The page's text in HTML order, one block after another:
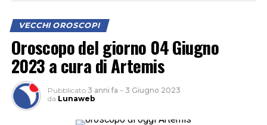
VECCHI OROSCOPI
Oroscopo del giorno 04 Giugno
2023 a cura di Artemis
Pubblicato 3 anni fa – 3 Giugno 2023
da Lunaweb